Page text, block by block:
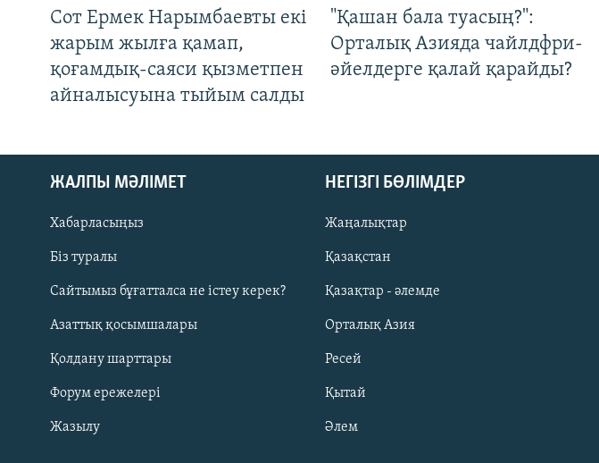
Русский
ЖАЗЫЛЫҢЫЗ
Сот Ермек Нарымбаевты екі
жарым жылға қамап,
қоғамдық-саяси қызметпен
айналысуына тыйым салды
"Қашан бала туасың?":
Орталық Азияда чайлдфри-
әйелдерге қалай қарайды?
ЖАЛПЫ МӘЛІМЕТ
Хабарласыңыз
Біз туралы
Сайтымыз бұғатталса не істеу керек?
Азаттық қосымшалары
Қолдану шарттары
Форум ережелері
Жазылу
НЕГІЗГІ БӨЛІМДЕР
Жаңалықтар
Қазақстан
Қазақтар - әлемде
Орталық Азия
Ресей
Қытай
Әлем